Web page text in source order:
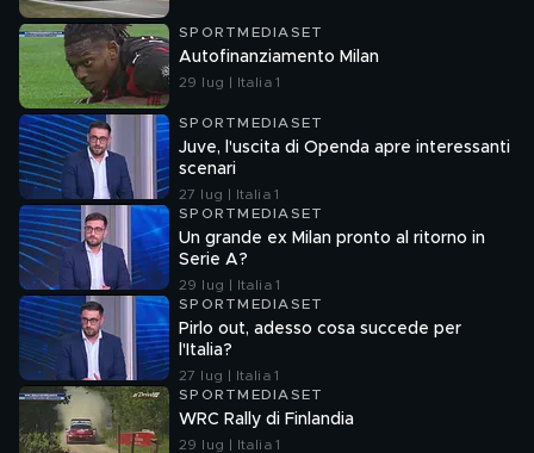
SPORTMEDIASET
Autofinanziamento Milan
29 lug | Italia 1
SPORTMEDIASET
Juve, l'uscita di Openda apre interessanti
scenari
27 lug | Italia 1
SPORTMEDIASET
Un grande ex Milan pronto al ritorno in
Serie A?
29 lug | Italia 1
SPORTMEDIASET
Pirlo out, adesso cosa succede per
l'Italia?
27 lug | Italia 1
SPORTMEDIASET
WRC Rally di Finlandia
29 lug | Italia 1